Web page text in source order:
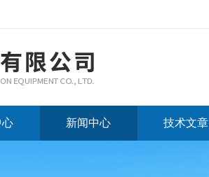
心 新闻中心 技术文章